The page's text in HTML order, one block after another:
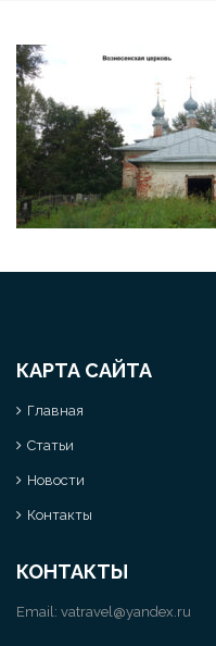
КАРТА САЙТА
Главная
Статьи
Новости
Контакты
КОНТАКТЫ
Email: vatravel@yandex.ru